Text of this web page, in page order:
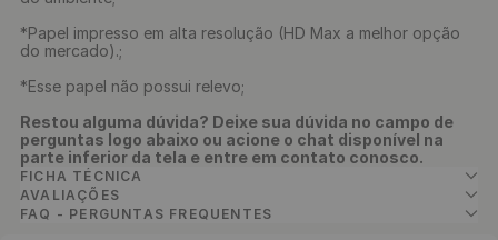
*Papel impresso em alta resolução (HD Max a melhor opção
do mercado).;
*Esse papel não possui relevo;
Restou alguma dúvida? Deixe sua dúvida no campo de
perguntas logo abaixo ou acione o chat disponível na
parte inferior da tela e entre em contato conosco.
FICHA TÉCNICA
AVALIAÇÕES
FAQ - PERGUNTAS FREQUENTES